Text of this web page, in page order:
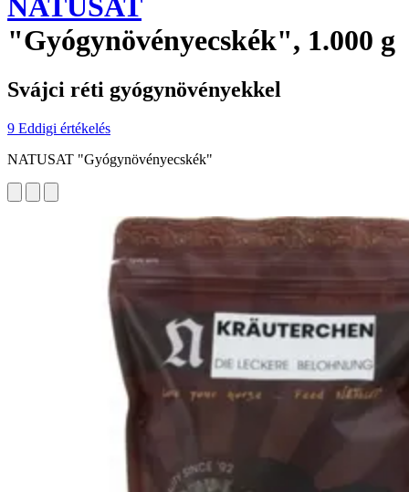
NATUSAT
"Gyógynövényecskék", 1.000 g
Svájci réti gyógynövényekkel
9 Eddigi értékelés
NATUSAT "Gyógynövényecskék"